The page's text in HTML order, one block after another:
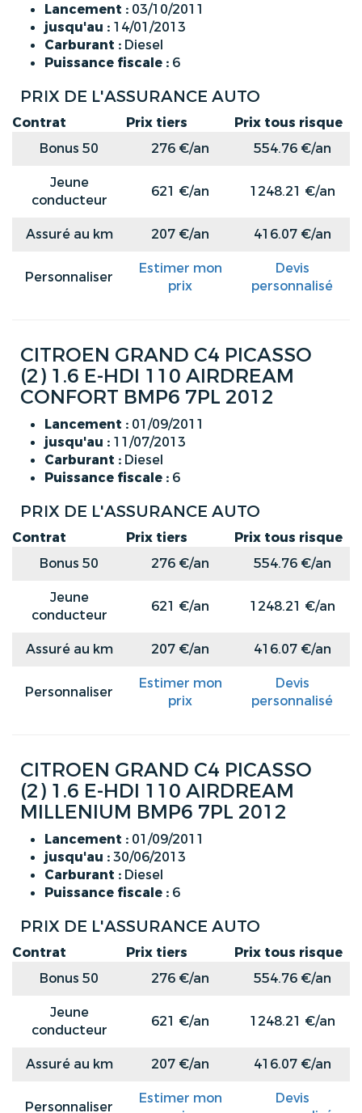
Lancement : 03/10/2011
jusqu'au : 14/01/2013
Carburant : Diesel
Puissance fiscale : 6
PRIX DE L'ASSURANCE AUTO
Contrat Prix tiers
Prix tous risque
Bonus 50
276 €/an
554.76 €/an
Jeune
conducteur
621 €/an 1248.21 €/an
Assuré au km 207 €/an 416.07 €/an
Personnaliser
Estimer mon
prix
Devis
personnalisé
CITROEN GRAND C4 PICASSO
(2) 1.6 E-HDI 110 AIRDREAM
CONFORT BMP6 7PL 2012
Lancement : 01/09/2011
jusqu'au : 11/07/2013
Carburant : Diesel
Puissance fiscale : 6
PRIX DE L'ASSURANCE AUTO
Contrat Prix tiers
Prix tous risque
Bonus 50
276 €/an
554.76 €/an
Jeune
conducteur
621 €/an 1248.21 €/an
Assuré au km 207 €/an 416.07 €/an
Personnaliser
Estimer mon
prix
Devis
personnalisé
CITROEN GRAND C4 PICASSO
(2) 1.6 E-HDI 110 AIRDREAM
MILLENIUM BMP6 7PL 2012
Lancement : 01/09/2011
jusqu'au :30/06/2013
Carburant : Diesel
Puissance fiscale : 6
PRIX DE L'ASSURANCE AUTO
Contrat Prix tiers
Prix tous risque
Bonus 50
276 €/an
554.76 €/an
Jeune
conducteur
621 €/an 1248.21 €/an
Assuré au km 207 €/an 416.07 €/an
Personnaliser
Estimer mon
Devis